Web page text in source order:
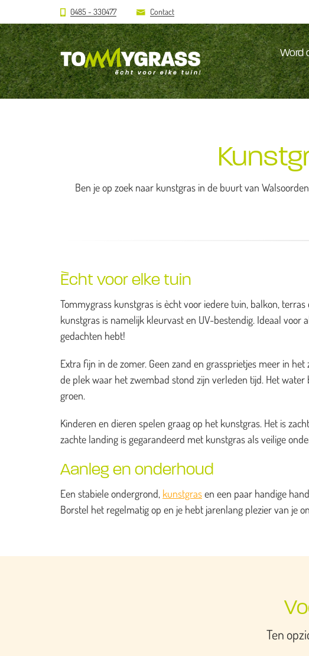
0485 - 330477 Contact
Word
Ben je op zoek naar kunstgras in de buurt van
Ècht voor elke tuin
Tommygrass kunstgras is ècht voor iedere tuin, balkon,
kunstgras is namelijk kleurvast en UV-bestendig. Ideaal
gedachten hebt!
Extra fijn in de zomer. Geen zand en grassprietjes meer in
de plek waar het zwembad stond zijn verleden tijd. Het
groen.
Kinderen en dieren spelen graag op het kunstgras. Het is
zachte landing is gegarandeerd met kunstgras als veilige
Aanleg en onderhoud
Een stabiele ondergrond, kunstgrasen een paar handige
Borstel het regelmatig op en je hebt jarenlang plezier van je
Ten